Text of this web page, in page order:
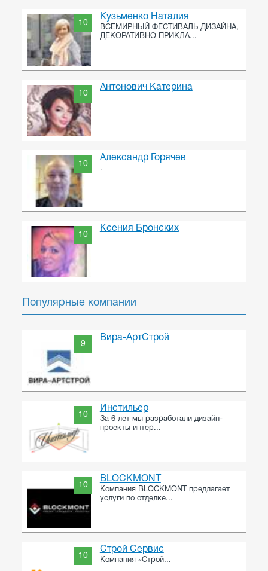
10
Кузьменко Наталия
ВСЕМИРНЫЙ ФЕСТИВАЛЬ ДИЗАЙНА,
ДЕКОРАТИВНО ПРИКЛА...
10
Антонович Катерина
10
Александр Горячев
.
10
Ксения Бронских
Популярные компании
9
Вира-АртСтрой
10
Инстильер
За 6 лет мы разработали дизайн-
проекты интер...
10
BLOCKMONT
Компания BLOCKMONT предлагает
услуги по отделке...
10
Строй Сервис
Компания «Строй...